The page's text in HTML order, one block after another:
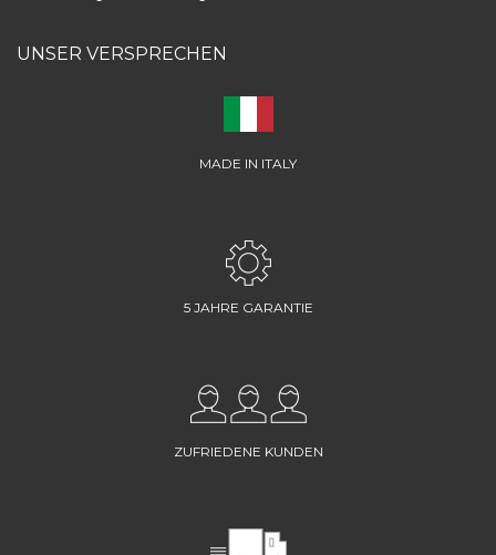
UNSER VERSPRECHEN
MADE IN ITALY
5 JAHRE GARANTIE
ZUFRIEDENE KUNDEN